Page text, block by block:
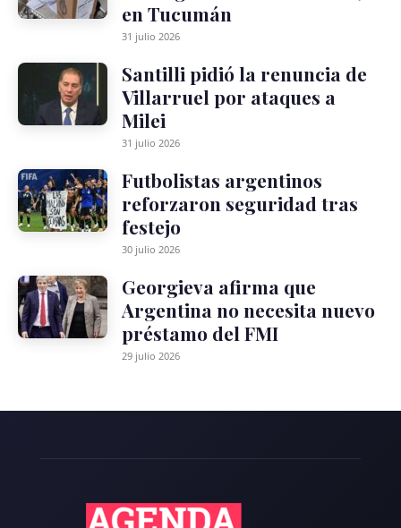
en Tucumán
31 julio 2026
Santilli pidió la renuncia de
Villarruel por ataques a
Milei
31 julio 2026
Futbolistas argentinos
reforzaron seguridad tras
festejo
30 julio 2026
Georgieva afirma que
Argentina no necesita nuevo
préstamo del FMI
29 julio 2026